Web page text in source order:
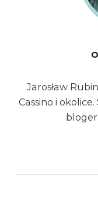
Jarosław
Cassino i